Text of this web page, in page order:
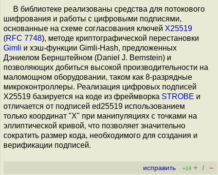
В библиотеке реализованы средства для потокового
шифрования и работы с цифровыми подписями,
основанные на схеме согласования ключей X25519
(RFC 7748), методе криптографической перестановки
Gimli и хэш-функции Gimli-Hash, предложенных
Дэниелом Бернштейном (Daniel J. Bernstein) и
позволяющих добиться высокой производительности на
маломощном оборудовании, таком как 8-разрядные
микроконтроллеры. Реализация цифровых подписей
X25519 базируется на коде из фреймворка STROBE и
отличается от подписей ed25519 использованием
только координат "X" при манипуляциях с точками на
эллиптической кривой, что позволяет значительно
сократить размер кода, необходимого для создания и
верификации подписей.
исправить +14 + / –